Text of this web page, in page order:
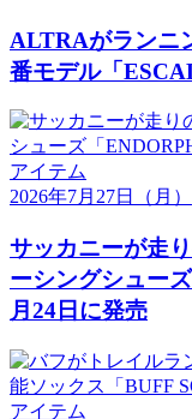
ALTRAがランニ
番モデル「
アイテム
2026年7月27日
（月）
サッカニーが走
ーシングシュー
月24日に発売
アイテム